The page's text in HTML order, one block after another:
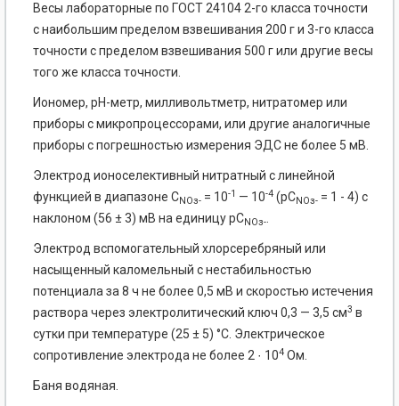
Весы лабораторные по ГОСТ 24104 2-го класса точности
с наибольшим пределом взвешивания 200 г и 3-го класса
точности с пределом взвешивания 500 г или другие весы
того же класса точности.
Иономер, рН-метр, милливольтметр, нитратомер или
приборы с микропроцессорами, или другие аналогичные
приборы с погрешностью измерения ЭДС не более 5 мВ.
Электрод ионоселективный нитратный с линейной
функцией в диапазоне CNOз- = 10-1 — 10-4 (pCNOз- = 1 - 4) с
наклоном (56 ± 3) мВ на единицу pCNOз-.
Электрод вспомогательный хлорсеребряный или
насыщенный каломельный с нестабильностью
потенциала за 8 ч не более 0,5 мВ и скоростью истечения
раствора через электролитический ключ 0,3 — 3,5 см3 в
сутки при температуре (25 ± 5) °С. Электрическое
сопротивление электрода не более 2 · 104 Ом.
Баня водяная.